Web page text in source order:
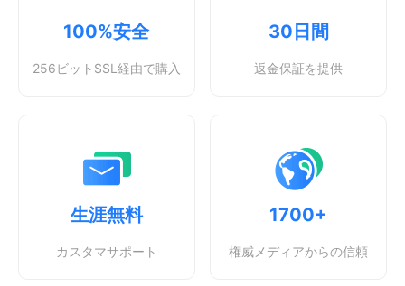
100%安全
256ビットSSL経由で購入
30日間
返金保証を提供
生涯無料
カスタマサポート
1700+
権威メディアからの信頼